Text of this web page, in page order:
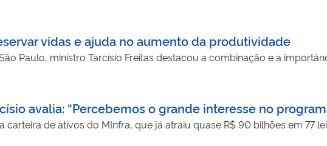
vidas e ajuda no aumento da produtividade
Paulo, ministro Tarcísio Freitas destacou a combinação e a
avalia: “Percebemos o grande interesse no
carteira de ativos do MInfra, que já atraiu quase R$ 90 bilhões em 77